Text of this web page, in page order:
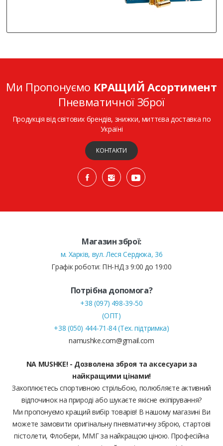
Ми Пропонуємо КРАЩИЙ Асортимент
Пневматичної Зброї
Продукція від світових брендів, знижки, миттєва доставка по
Україні
КОНТАКТИ
Магазин зброї:
м. Харків, вул. Леся Сердюка, 36
Графік роботи: ПН-НД з 9:00 до 19:00
Потрібна допомога?
+38 (097) 498-39-50
(ОПТ)
+38 (050) 444-71-84 (Тех. підтримка)
namushke.com@gmail.com
NA MUSHKE! - Дозволена зброя та аксесуари за
найкращими цінами!
Захоплюєтесь спортивною стрільбою, полюбляєте активний
відпочинок на природі або шукаєте якісне екіпірування?
Ми пропонуємо кращий вибір товарів! В нашому магазині Ви
можете замовити оригінальну пневматичну зброю, стартові
пістолети, Флобери, ММГ за найкращою ціною. Професійна